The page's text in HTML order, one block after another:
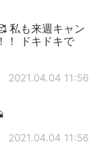
私も来週キャン
！ ドキドキで
2021.04.04 11:56
2021.04.04 11:56